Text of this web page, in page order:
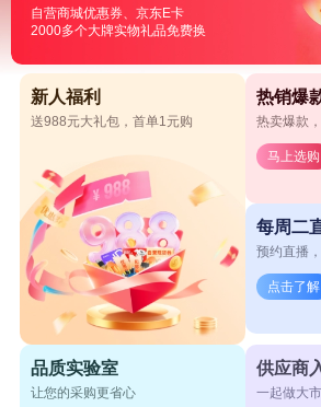
自营商城优惠券、京东E卡
2000多个大牌实物礼品免费换
新人福利
送988元大礼包，首单1元购
热销爆
热卖爆款
马上选购
每周二
预约直播
点击了解
品质实验室
让您的采购更省心
供应商
一起做大